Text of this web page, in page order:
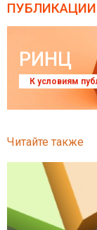
ПУБЛИКАЦИИ
РИНЦ
К условиям
Читайте также